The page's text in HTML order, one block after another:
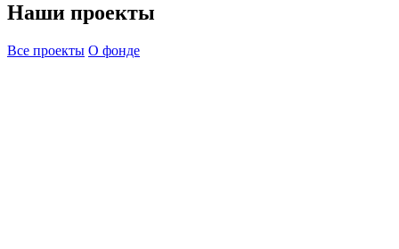
Наши проекты
Все проекты О фонде